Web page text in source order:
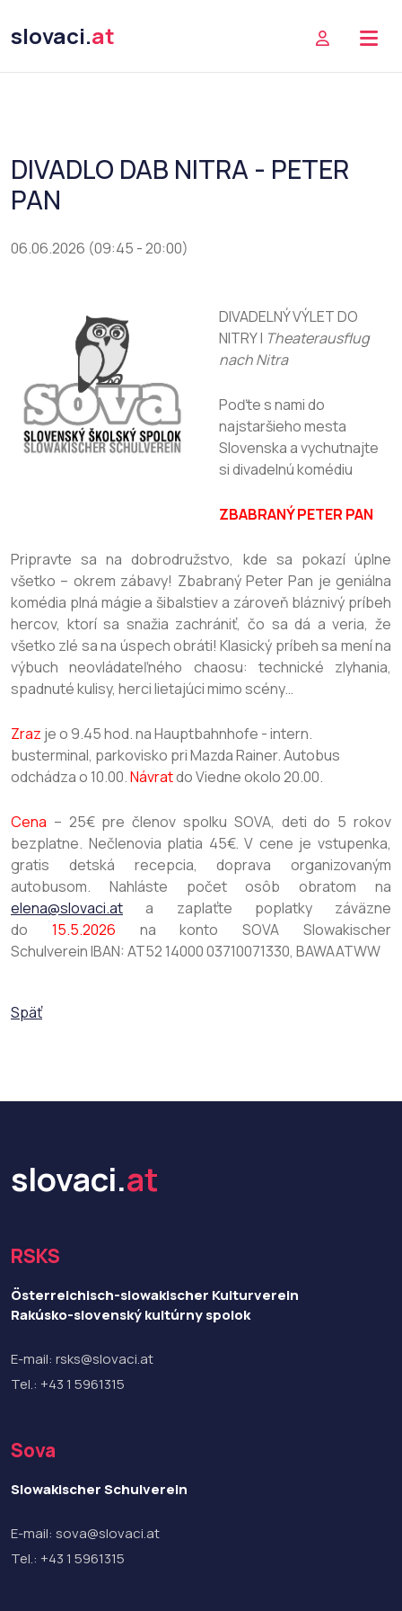
slovaci.at
DIVADLO DAB NITRA - PETER
PAN
06.06.2026 (09:45 - 20:00)
DIVADELNÝ VÝLET DO
NITRY | Theaterausflug
nach Nitra
Poďte s nami do
najstaršieho mesta
Slovenska a vychutnajte
si divadelnú komédiu
ZBABRANÝ PETER PAN
Pripravte sa na dobrodružstvo, kde sa pokazí úplne
všetko – okrem zábavy! Zbabraný Peter Pan je geniálna
komédia plná mágie a šibalstiev a zároveň bláznivý príbeh
hercov, ktorí sa snažia zachrániť, čo sa dá a veria, že
všetko zlé sa na úspech obráti! Klasický príbeh sa mení na
výbuch neovládateľného chaosu: technické zlyhania,
spadnuté kulisy, herci lietajúci mimo scény…
Zraz je o 9.45 hod. na Hauptbahnhofe - intern.
busterminal, parkovisko pri Mazda Rainer. Autobus
odchádza o 10.00.Návratdo Viedne okolo 20.00.
Cena – 25€ pre členov spolku SOVA, deti do 5 rokov
bezplatne. Nečlenovia platia 45€. V cene je vstupenka,
gratis detská recepcia, doprava organizovaným
autobusom. Nahláste počet osôb obratom na
elena@slovaci.at a zaplaťte poplatky záväzne
do 15.5.2026 na konto SOVA Slowakischer
Schulverein IBAN: AT52 14000 03710071330, BAWAATWW
Späť
slovaci.at
RSKS
Österreichisch-slowakischer Kulturverein
Rakúsko-slovenský kultúrny spolok
E-mail: rsks@slovaci.at
Tel.: +43 1 5961315
Sova
Slowakischer Schulverein
E-mail: sova@slovaci.at
Tel.: +43 1 5961315